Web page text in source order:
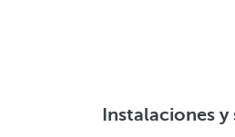
Instalaciones y